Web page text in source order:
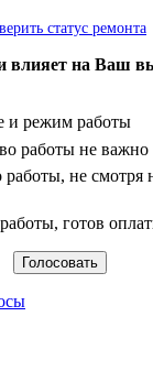
статус ремонта
влияет на Ваш
и режим работы
работы не важно
работы, не
готов